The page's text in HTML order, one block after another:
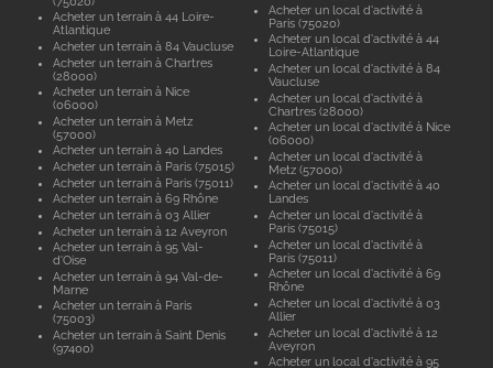
Acheter un terrain à 44 Loire-
Atlantique
Acheter un terrain à 84 Vaucluse
Acheter un terrain à Chartres
(28000)
Acheter un terrain à Nice
(06000)
Acheter un terrain à Metz
(57000)
Acheter un terrain à 40 Landes
Acheter un terrain à Paris (75015)
Acheter un terrain à Paris (75011)
Acheter un terrain à 69 Rhône
Acheter un terrain à 03 Allier
Acheter un terrain à 12 Aveyron
Acheter un terrain à 95 Val-
d'Oise
Acheter un terrain à 94 Val-de-
Marne
Acheter un terrain à Paris
(75003)
Acheter un terrain à Saint Denis
(97400)
Acheter un local d'activité à
Paris (75020)
Acheter un local d'activité à 44
Loire-Atlantique
Acheter un local d'activité à 84
Vaucluse
Acheter un local d'activité à
Chartres (28000)
Acheter un local d'activité à Nice
(06000)
Acheter un local d'activité à
Metz (57000)
Acheter un local d'activité à 40
Landes
Acheter un local d'activité à
Paris (75015)
Acheter un local d'activité à
Paris (75011)
Acheter un local d'activité à 69
Rhône
Acheter un local d'activité à 03
Allier
Acheter un local d'activité à 12
Aveyron
Acheter un local d'activité à 95